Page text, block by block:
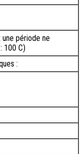
une période ne
100 C)
: